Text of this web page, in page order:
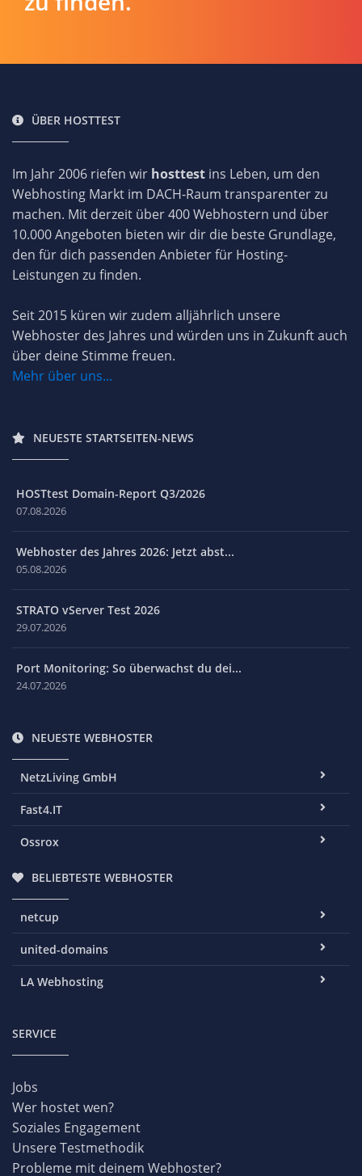
ÜBER HOSTTEST
Im Jahr 2006 riefen wir hosttest ins Leben, um den
Webhosting Markt im DACH-Raum transparenter zu
machen. Mit derzeit über 400 Webhostern und über
10.000 Angeboten bieten wir dir die beste Grundlage,
den für dich passenden Anbieter für Hosting-
Leistungen zu finden.
Seit 2015 küren wir zudem alljährlich unsere
Webhoster des Jahres und würden uns in Zukunft auch
über deine Stimme freuen.
Mehr über uns...
NEUESTE STARTSEITEN-NEWS
HOSTtest Domain-Report Q3/2026
07.08.2026
Webhoster des Jahres 2026: Jetzt abst...
05.08.2026
STRATO vServer Test 2026
29.07.2026
Port Monitoring: So überwachst du dei...
24.07.2026
NEUESTE WEBHOSTER
NetzLiving GmbH
Fast4.IT
Ossrox
BELIEBTESTE WEBHOSTER
netcup
united-domains
LA Webhosting
SERVICE
Jobs
Wer hostet wen?
Soziales Engagement
Unsere Testmethodik
Probleme mit deinem Webhoster?